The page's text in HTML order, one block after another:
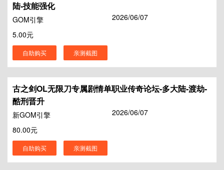
陆-技能强化
GOM引擎
2026/06/07
5.00元
自助购买 亲测截图
古之剑OL无限刀专属剧情单职业传奇论坛-多大陆-渡劫-
酷刑晋升
新GOM引擎
2026/06/07
80.00元
自助购买 亲测截图